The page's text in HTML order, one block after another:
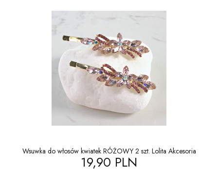
Wsuwka do włosów kwiatek RÓŻOWY 2 szt. Lolita Akcesoria
19,90 PLN